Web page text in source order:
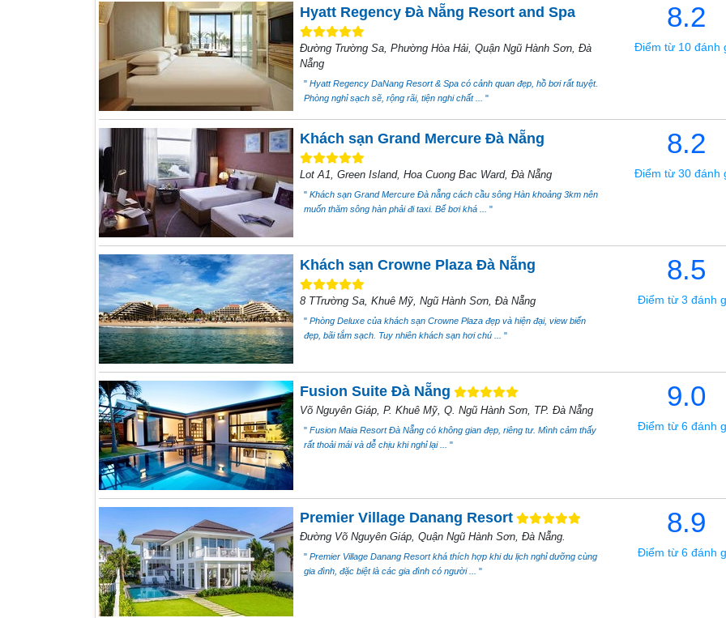
Hyatt Regency Đà Nẵng Resort and Spa
Đường Trường Sa, Phường Hòa Hải, Quận Ngũ Hành Sơn, Đà
Nẵng
" Hyatt Regency DaNang Resort & Spa có cảnh quan đẹp, hồ bơi rất tuyệt.
Phòng nghỉ sạch sẽ, rộng rãi, tiện nghi chất ... "
8.2
Điểm từ 10 đánh
Khách sạn Grand Mercure Đà Nẵng
Lot A1, Green Island, Hoa Cuong Bac Ward, Đà Nẵng
" Khách sạn Grand Mercure Đà nẵng cách cầu sông Hàn khoảng 3km nên
muốn thăm sông hàn phải đi taxi. Bể bơi khá ... "
8.2
Điểm từ 30 đánh
Khách sạn Crowne Plaza Đà Nẵng
8 TTrường Sa, Khuê Mỹ, Ngũ Hành Sơn, Đà Nẵng
" Phòng Deluxe của khách sạn Crowne Plaza đẹp và hiện đại, view biển
đẹp, bãi tắm sạch. Tuy nhiên khách sạn hơi chú ... "
8.5
Điểm từ 3 đánh
Fusion Suite Đà Nẵng
Võ Nguyên Giáp, P. Khuê Mỹ, Q. Ngũ Hành Sơn, TP. Đà Nẵng
" Fusion Maia Resort Đà Nẵng có không gian đẹp, riêng tư. Mình cảm thấy
rất thoải mái và dễ chịu khi nghỉ lại ... "
9.0
Điểm từ 6 đánh
Premier Village Danang Resort
Đường Võ Nguyên Giáp, Quận Ngũ Hành Sơn, Đà Nẵng.
" Premier Village Danang Resort khá thích hợp khi du lịch nghỉ dưỡng cùng
gia đình, đặc biệt là các gia đình có người ... "
8.9
Điểm từ 6 đánh